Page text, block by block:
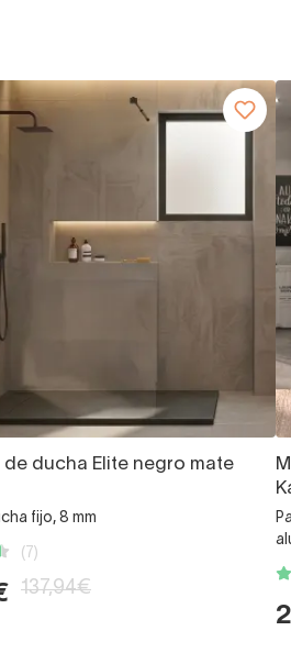
de ducha Elite negro mate
fijo, 8 mm
(7)
137,94€